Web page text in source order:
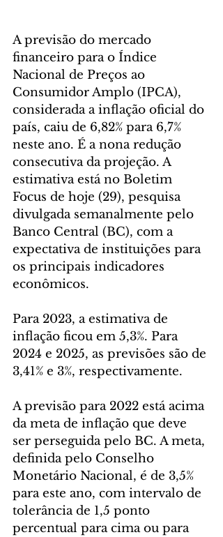
A previsão do mercado
financeiro para o Índice
Nacional de Preços ao
Consumidor Amplo (IPCA),
considerada a inflação oficial do
país, caiu de 6,82% para 6,7%
neste ano. É a nona redução
consecutiva da projeção. A
estimativa está no Boletim
Focus de hoje (29), pesquisa
divulgada semanalmente pelo
Banco Central (BC), com a
expectativa de instituições para
os principais indicadores
econômicos.
Para 2023, a estimativa de
inflação ficou em 5,3%. Para
2024 e 2025, as previsões são de
3,41% e 3%, respectivamente.
A previsão para 2022 está acima
da meta de inflação que deve
ser perseguida pelo BC. A meta,
definida pelo Conselho
Monetário Nacional, é de 3,5%
para este ano, com intervalo de
tolerância de 1,5 ponto
percentual para cima ou para